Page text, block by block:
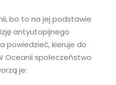
bo to na jej podstawie
antyutopijnego
powiedzieć, kieruje do
Oceanii społeczeństwo
je: